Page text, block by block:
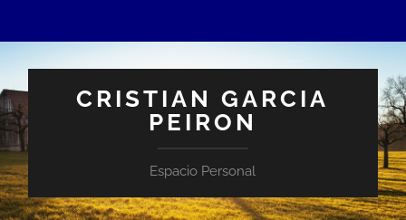
CRISTIAN GARCIA
PEIRON
Espacio Personal